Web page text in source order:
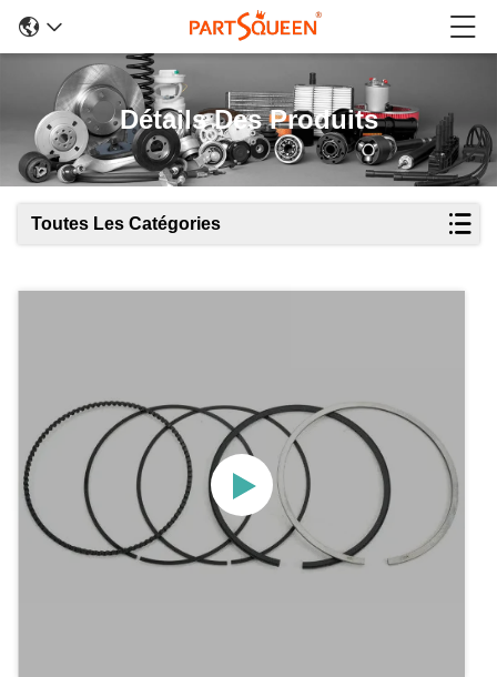
Détails Des Produits
Toutes Les Catégories